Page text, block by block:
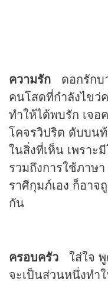
ความรัก ดอกรักบ
คนโสดที่กำลังไขว่
ทำให้ได้พบรัก เจ
โคจรวิปริต ดับบน
ในสิ่งที่เห็น เพราะ
รวมถึงการใช้ภาษ
ราศีกุมภ์เอง ก็อาจ
กัน
ครอบครัว ใส่ใจ
จะเป็นส่วนหนึ่งทำ